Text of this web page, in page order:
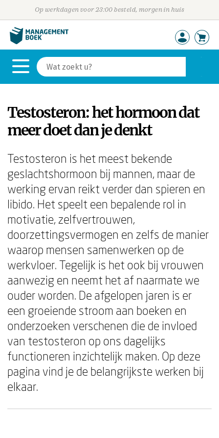
Op werkdagen voor 23:00 besteld, morgen in huis
Testosteron: het hormoon dat
meer doet dan je denkt
Testosteron is het meest bekende
geslachtshormoon bij mannen, maar de
werking ervan reikt verder dan spieren en
libido. Het speelt een bepalende rol in
motivatie, zelfvertrouwen,
doorzettingsvermogen en zelfs de manier
waarop mensen samenwerken op de
werkvloer. Tegelijk is het ook bij vrouwen
aanwezig en neemt het af naarmate we
ouder worden. De afgelopen jaren is er
een groeiende stroom aan boeken en
onderzoeken verschenen die de invloed
van testosteron op ons dagelijks
functioneren inzichtelijk maken. Op deze
pagina vind je de belangrijkste werken bij
elkaar.